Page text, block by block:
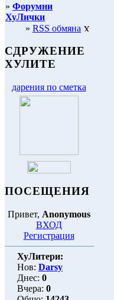
» Форумни
ХуЛички
» RSS обмяна
СДРУЖЕНИЕ
ХУЛИТЕ
дарения по сметка
ПОСЕЩЕНИЯ
Привет, Anonymous
ВХОД
Регистрация
ХуЛитери:
Нов: Darsy
Днес: 0
Вчера: 0